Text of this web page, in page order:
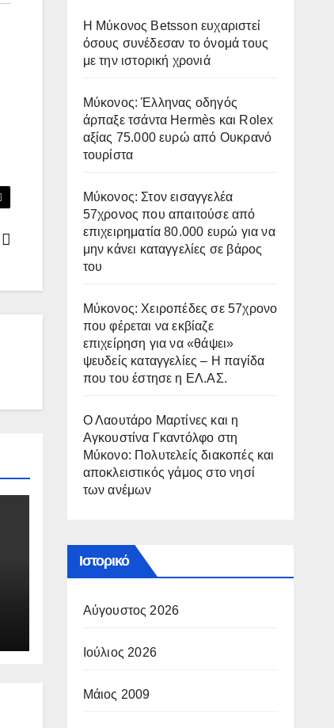
Η Μύκονος Betsson ευχαριστεί
όσους συνέδεσαν το όνομά τους
με την ιστορική χρονιά
Μύκονος: Έλληνας οδηγός
άρπαξε τσάντα Hermès και Rolex
αξίας 75.000 ευρώ από Ουκρανό
τουρίστα
Μύκονος: Στον εισαγγελέα
57χρονος που απαιτούσε από
επιχειρηματία 80.000 ευρώ για να
μην κάνει καταγγελίες σε βάρος
του
Μύκονος: Χειροπέδες σε 57χρονο
που φέρεται να εκβίαζε
επιχείρηση για να «θάψει»
ψευδείς καταγγελίες – Η παγίδα
που του έστησε η ΕΛ.ΑΣ.
Ο Λαουτάρο Μαρτίνες και η
Αγκουστίνα Γκαντόλφο στη
Μύκονο: Πολυτελείς διακοπές και
αποκλειστικός γάμος στο νησί
των ανέμων
Ιστορικό
Αύγουστος 2026
Ιούλιος 2026
Μάιος 2009